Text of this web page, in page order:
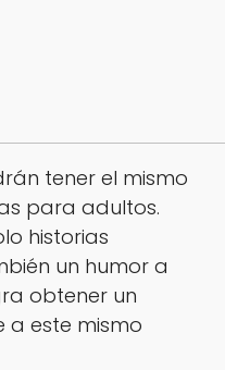
tener el mismo
para adultos.
historias
un humor a
obtener un
a este mismo